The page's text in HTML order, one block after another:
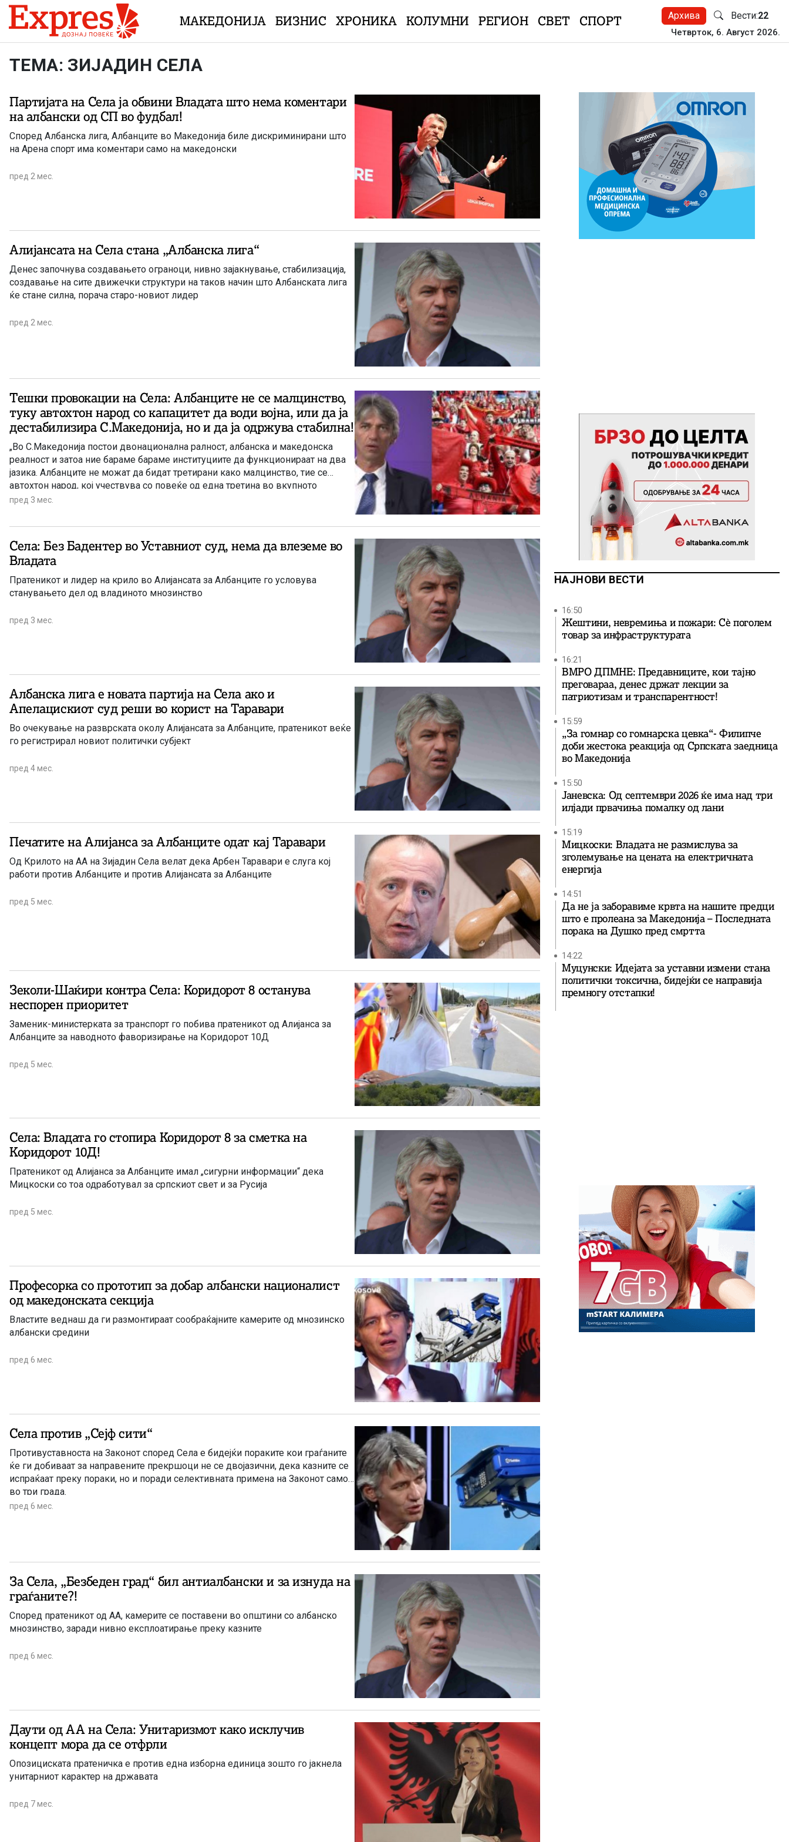
Skip to content
МАКЕДОНИЈА БИЗНИС ХРОНИКА КОЛУМНИ РЕГИОН СВЕТ СПОРТ Архива Вести:22
Четврток, 6. Август 2026.
ТЕМА: ЗИЈАДИН СЕЛА
Партијата на Села ја обвини Владата што нема коментари
на албански од СП во фудбал!
Според Албанска лига, Албанците во Македонија биле дискриминирани што
на Арена спорт има коментари само на македонски
пред 2 мес.
Алијансата на Села стана „Албанска лига“
Денес започнува сoздавањетo ограноци, нивно зајакнување, стабилизација,
создавање на сите движечки структури на таков начин што Албанската лига
ќе стане силна, порача старо-новиот лидер
пред 2 мес.
Тешки провокации на Села: Албанците не се малцинство,
туку автохтон народ со капацитет да води војна, или да ја
дестабилизира С.Македонија, но и да ја одржува стабилна!
„Во С.Македонија постои двонационална ралност, албанска и македонска
реалност и затоа ние бараме бараме институциите да функционираат на два
јазика. Албанците не можат да бидат третирани како малцинство, тие се
автохтон народ, кој учествува со повеќе од една третина во вкупното
население. Албанците имаат капацитети да водат војна, или да ја
Без Албанците таа не може да има перспектива, ниту иднина.“ – изјави
„Албанско движење“ во интервјуто за локалниот медиум на албански јазик „
Полог њуз“
пред 3 мес.
Села: Без Бадентер во Уставниот суд, нема да влеземе во
Владата
Пратеникот и лидер на крило во Алијансата за Албанците го условува
станувањето дел од владиното мнозинство
пред 3 мес.
Албанска лига е новата партија на Села ако и
Апелацискиот суд реши во корист на Таравари
Во очекување на разврската околу Алијансата за Албанците, пратеникот веќе
го регистрирал новиот политички субјект
пред 4 мес.
Печатите на Алијанса за Албанците одат кај Таравари
Од Крилото на АА на Зијадин Села велат дека Арбен Таравари е слуга кој
работи против Албанците и против Алијансата за Албанците
пред 5 мес.
Зеколи-Шаќири контра Села: Коридорот 8 останува
неспорен приоритет
Заменик-министерката за транспорт го побива пратеникот од Алијанса за
Албанците за наводното фаворизирање на Коридорот 10Д
пред 5 мес.
Села: Владата го стопира Коридорот 8 за сметка на
Коридорот 10Д!
Пратеникот од Алијанса за Албанците имал „сигурни информации“ дека
Мицкоски со тоа одработувал за српскиот свет и за Русија
пред 5 мес.
Професорка со прототип за добар албански националист
од македонската секција
Властите веднаш да ги размонтираат сообраќајните камерите од мнозинско
албански средини
пред 6 мес.
Села против „Сејф сити“
Противуставноста на Законот според Села е бидејќи пораките кои граѓаните
ќе ги добиваат за направените прекршоци не се двојазични, дека казните се
испраќаат преку пораки, но и поради селективната примена на Законот само
во три града.
пред 6 мес.
За Села, „Безбеден град“ бил антиалбански и за изнуда на
граѓаните?!
Според пратеникот од АА, камерите се поставени во општини со албанско
мнозинство, заради нивно експлоатирање преку казните
пред 6 мес.
Даути од АА на Села: Унитаризмот како исклучив
концепт мора да се отфрли
Опозициската пратеничка е против една изборна единица зошто го јакнела
унитарниот карактер на државата
пред 7 мес.
НАЈНОВИ ВЕСТИ
16:50
Жештини, невремиња и пожари: Сè поголем
товар за инфраструктурата
16:21
ВМРО ДПМНЕ: Предавниците, кои тајно
преговараа, денес држат лекции за
патриотизам и транспарентност!
15:59
„За гомнар со гомнарска цевка“- Филипче
доби жестока реакција од Српската заедница
во Македонија
15:50
Јаневска: Од септември 2026 ќе има над три
илјади првачиња помалку од лани
15:19
Мицкоски: Владата не размислува за
зголемување на цената на електричната
енергија
14:51
Да не ја заборавиме крвта на нашите предци
што е пролеана за Македонија – Последната
порака на Душко пред смртта
14:22
Муцунски: Идејата за уставни измени стана
политички токсична, бидејќи се направија
премногу отстапки!